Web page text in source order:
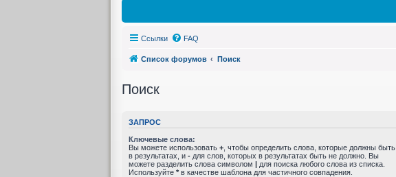
Ссылки FAQ
Список форумов Поиск
Поиск
ЗАПРОС
Ключевые слова:
Вы можете использовать +, чтобы определить слова, которые должны быть
в результатах, и -для слов, которых в результатах быть не должно. Вы
можете разделить слова символом |для поиска любого слова из списка.
Используйте *в качестве шаблона для частичного совпадения.